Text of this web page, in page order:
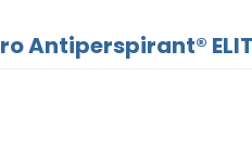
Antiperspirant®